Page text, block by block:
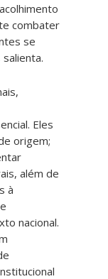
combater
se
Eles
origem;
além de
à
nacional.